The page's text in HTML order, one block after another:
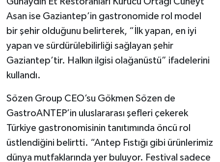
Asan ise Gaziantep’in gastronomide rol model
bir şehir olduğunu belirterek, “İlk yapan, en iyi
yapan ve sürdürülebilirliği sağlayan şehir
Gaziantep’tir. Halkın ilgisi olağanüstü” ifadelerini
kullandı.
Sözen Group CEO’su Gökmen Sözen de
GastroANTEP’in uluslararası şefleri çekerek
Türkiye gastronomisinin tanıtımında öncü rol
üstlendiğini belirtti. “Antep Fıstığı gibi ürünlerimiz
dünya mutfaklarında yer buluyor. Festival sadece